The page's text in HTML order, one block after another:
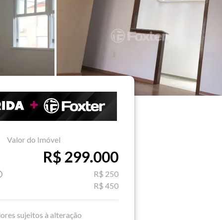
Valor do Imóvel
R$ 299.000
R$ 250
R$ 450
sujeitos à alteração